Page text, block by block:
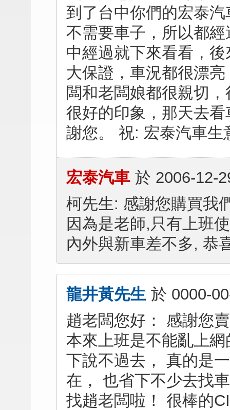
到了台中你們的宏泰
不需要車子，所以都
中經過就下來看看，
大保證，車況都很漂
闆和老闆娘都很親切
很好的印象，那天去
謝您。 祝: 宏泰汽車生
宏泰汽車 於 2006-12-
柯先生: 感謝您購買我
因為是老師,只有上班
內外與新車差不多, 恭
龍井黃先生 於 0000-
趙老闆您好： 感謝您
本來上班是不能亂上
下說不過去， 真的是
在， 也省下不少去找
找趙老闆啦！ 很棒的